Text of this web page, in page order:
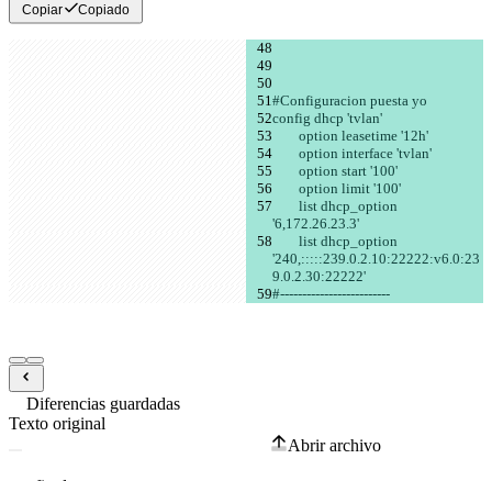
Copiar Copiado
#Configuracion puesta yo
config dhcp 'tvlan'
	option leasetime '12h'
	option interface 'tvlan'
	option start '100'
	option limit '100'
'6,172.26.23.3'
'240,:::::239.0.2.10:22222:v6.0:23
9.0.2.30:22222'
#-------------------------
Diferencias guardadas
Texto original
Abrir archivo